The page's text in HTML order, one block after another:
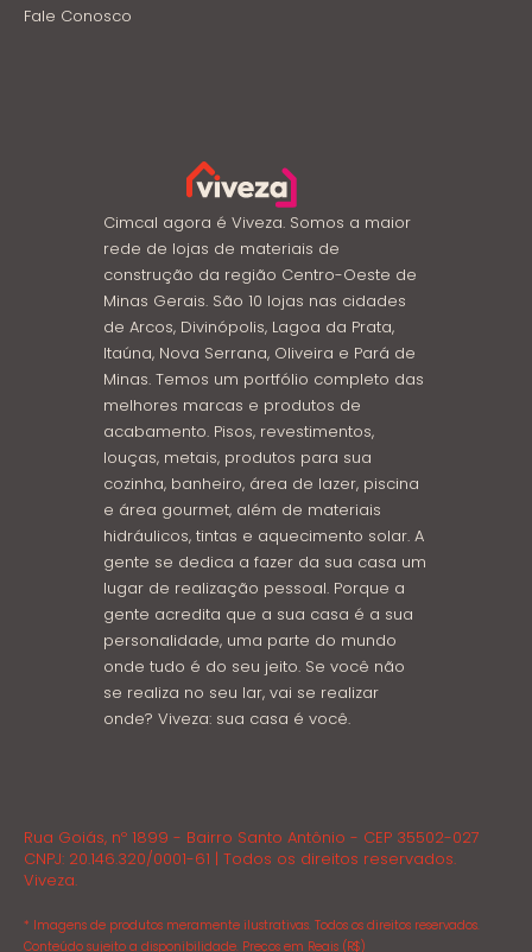
Fale Conosco
Cimcal agora é Viveza. Somos a maior
rede de lojas de materiais de
construção da região Centro-Oeste de
Minas Gerais. São 10 lojas nas cidades
de Arcos, Divinópolis, Lagoa da Prata,
Itaúna, Nova Serrana, Oliveira e Pará de
Minas. Temos um portfólio completo das
melhores marcas e produtos de
acabamento. Pisos, revestimentos,
louças, metais, produtos para sua
cozinha, banheiro, área de lazer, piscina
e área gourmet, além de materiais
hidráulicos, tintas e aquecimento solar. A
gente se dedica a fazer da sua casa um
lugar de realização pessoal. Porque a
gente acredita que a sua casa é a sua
personalidade, uma parte do mundo
onde tudo é do seu jeito. Se você não
se realiza no seu lar, vai se realizar
onde? Viveza: sua casa é você.
Rua Goiás, nº 1899 - Bairro Santo Antônio - CEP 35502-027
CNPJ: 20.146.320/0001-61 | Todos os direitos reservados.
Viveza.
* Imagens de produtos meramente ilustrativas. Todos os direitos reservados.
Conteúdo sujeito a disponibilidade. Preços em Reais (R$)